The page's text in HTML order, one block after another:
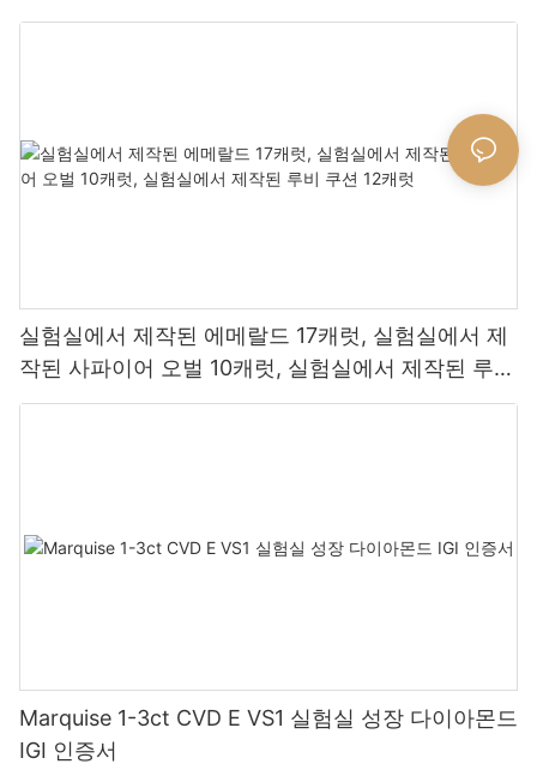
실험실에서 제작된 에메랄드 17캐럿, 실험실에서 제
작된 사파이어 오벌 10캐럿, 실험실에서 제작된 루비
쿠션 12캐럿
Marquise 1-3ct CVD E VS1 실험실 성장 다이아몬드
IGI 인증서